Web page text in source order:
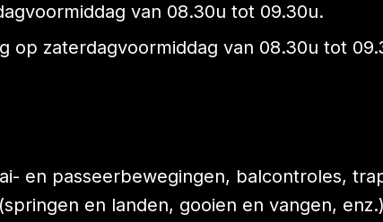
van 08.30u tot 09.30u.
op zaterdagvoormiddag van 08.30u tot
en passeerbewegingen, balcontroles,
en landen, gooien en vangen,